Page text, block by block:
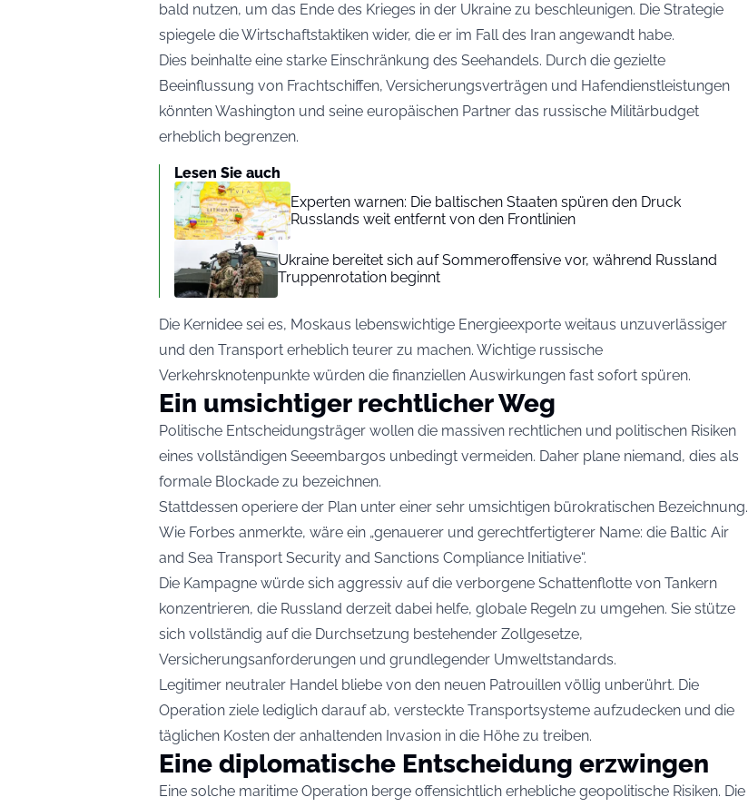
bald nutzen, um das Ende des Krieges in der Ukraine zu beschleunigen. Die Strategie
spiegele die Wirtschaftstaktiken wider, die er im Fall des Iran angewandt habe.
Dies beinhalte eine starke Einschränkung des Seehandels. Durch die gezielte
Beeinflussung von Frachtschiffen, Versicherungsverträgen und Hafendienstleistungen
könnten Washington und seine europäischen Partner das russische Militärbudget
erheblich begrenzen.
Lesen Sie auch
Experten warnen: Die baltischen Staaten spüren den Druck
Russlands weit entfernt von den Frontlinien
Ukraine bereitet sich auf Sommeroffensive vor, während Russland
Truppenrotation beginnt
Die Kernidee sei es, Moskaus lebenswichtige Energieexporte weitaus unzuverlässiger
und den Transport erheblich teurer zu machen. Wichtige russische
Verkehrsknotenpunkte würden die finanziellen Auswirkungen fast sofort spüren.
Ein umsichtiger rechtlicher Weg
Politische Entscheidungsträger wollen die massiven rechtlichen und politischen Risiken
eines vollständigen Seeembargos unbedingt vermeiden. Daher plane niemand, dies als
formale Blockade zu bezeichnen.
Stattdessen operiere der Plan unter einer sehr umsichtigen bürokratischen Bezeichnung.
Wie Forbes anmerkte, wäre ein „genauerer und gerechtfertigterer Name: die Baltic Air
and Sea Transport Security and Sanctions Compliance Initiative“.
Die Kampagne würde sich aggressiv auf die verborgene Schattenflotte von Tankern
konzentrieren, die Russland derzeit dabei helfe, globale Regeln zu umgehen. Sie stütze
sich vollständig auf die Durchsetzung bestehender Zollgesetze,
Versicherungsanforderungen und grundlegender Umweltstandards.
Legitimer neutraler Handel bliebe von den neuen Patrouillen völlig unberührt. Die
Operation ziele lediglich darauf ab, versteckte Transportsysteme aufzudecken und die
täglichen Kosten der anhaltenden Invasion in die Höhe zu treiben.
Eine diplomatische Entscheidung erzwingen
Eine solche maritime Operation berge offensichtlich erhebliche geopolitische Risiken. Die